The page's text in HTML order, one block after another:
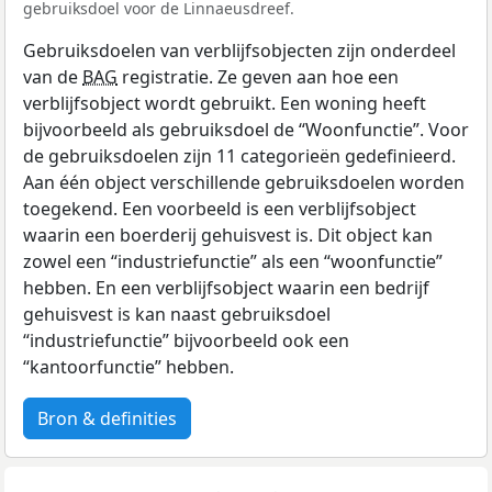
gebruiksdoel voor de Linnaeusdreef.
Gebruiksdoelen van verblijfsobjecten zijn onderdeel
van deBAG registratie. Ze geven aan hoe een
verblijfsobject wordt gebruikt. Een woning heeft
bijvoorbeeld als gebruiksdoel de “Woonfunctie”. Voor
de gebruiksdoelen zijn 11 categorieën gedefinieerd.
Aan één object verschillende gebruiksdoelen worden
toegekend. Een voorbeeld is een verblijfsobject
waarin een boerderij gehuisvest is. Dit object kan
zowel een “industriefunctie” als een “woonfunctie”
hebben. En een verblijfsobject waarin een bedrijf
gehuisvest is kan naast gebruiksdoel
“industriefunctie” bijvoorbeeld ook een
“kantoorfunctie” hebben.
Bron & definities